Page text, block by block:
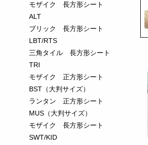
モザイク 長方形シート
ALT
ブリック 長方形シート
LBT/RTS
三角タイル 長方形シート
TRI
モザイク 正方形シート
BST（大判サイズ）
ランタン 正方形シート
MUS（大判サイズ）
モザイク 長方形シート
SWT/KID